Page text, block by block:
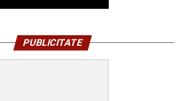
PUBLICITATE